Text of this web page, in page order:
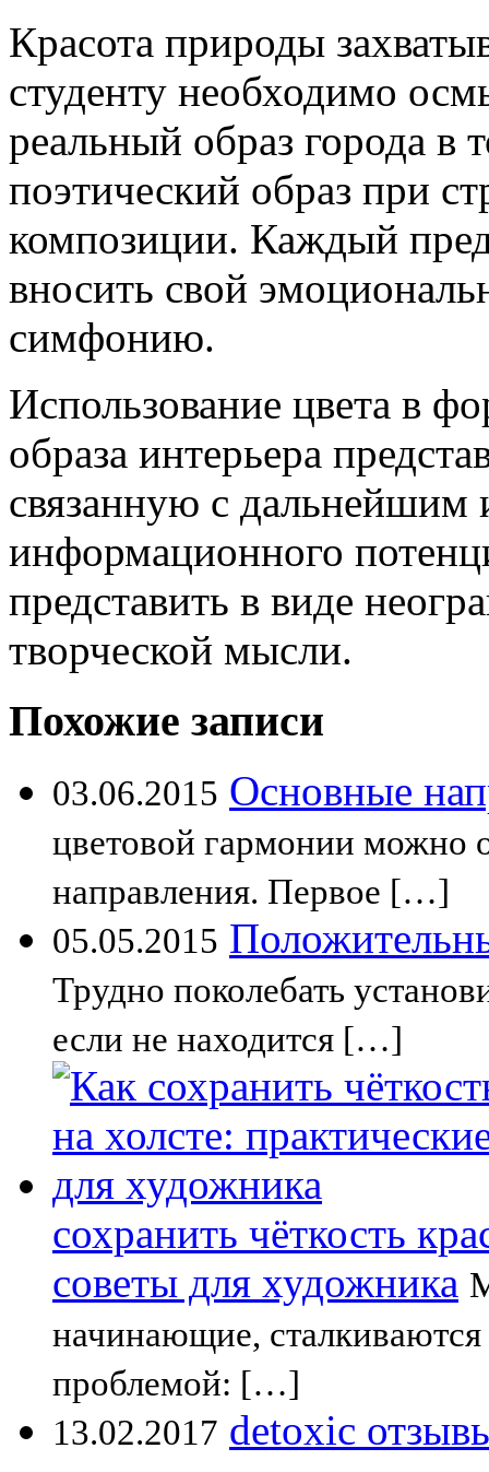
Красота природы
студенту необходимо
реальный образ города в
поэтический образ при
композиции. Каждый
вносить свой
симфонию.
Использование цвета в
образа интерьера
связанную с дальнейшим
информационного
представить в виде
творческой мысли.
Похожие записи
03.06.2015 Основные
цветовой гармонии можно
направления. Первое […]
05.05.2015
Трудно поколебать
если не находится […]
сохранить чёткость
советы для художника
начинающие,
проблемой: […]
13.02.2017 detoxic